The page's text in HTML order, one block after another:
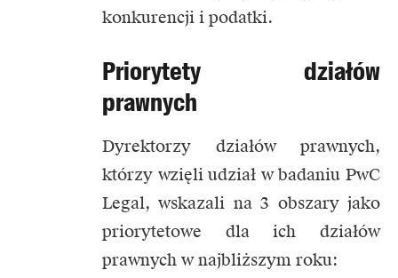
konkurencji i podatki.
Priorytety działów
prawnych
Dyrektorzy działów prawnych,
którzy wzięli udział w badaniu PwC
Legal, wskazali na 3 obszary jako
priorytetowe dla ich działów
prawnych w najbliższym roku: